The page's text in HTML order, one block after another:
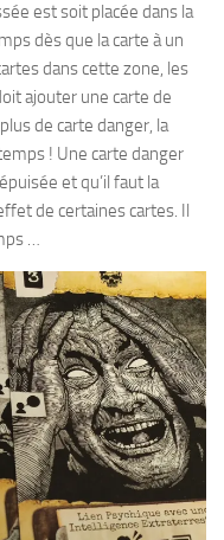
est soit placée dans la
dès que la carte à un
dans cette zone, les
ajouter une carte de
de carte danger, la
! Une carte danger
et qu’il faut la
de certaines cartes. Il
…